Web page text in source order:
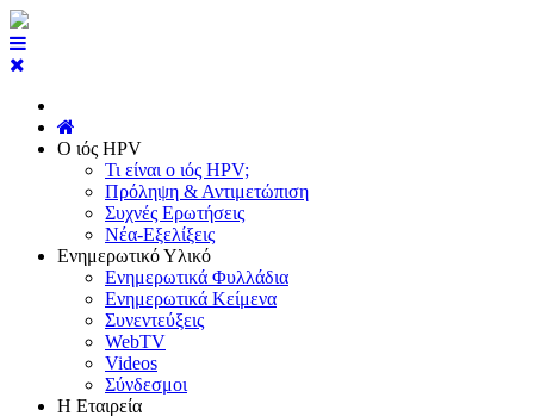
Ο ιός HPV
Τι είναι ο ιός HPV;
Πρόληψη & Αντιμετώπιση
Συχνές Ερωτήσεις
Νέα-Εξελίξεις
Ενημερωτικό Υλικό
Ενημερωτικά Φυλλάδια
Ενημερωτικά Κείμενα
Συνεντεύξεις
WebTV
Videos
Σύνδεσμοι
Η Εταιρεία